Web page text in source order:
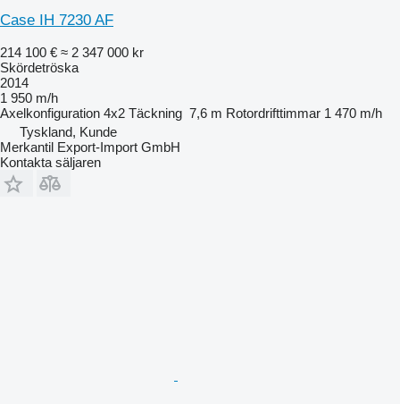
Case IH 7230 AF
214 100 € ≈ 2 347 000 kr
Skördetröska
2014
1 950 m/h
Axelkonfiguration 4x2 Täckning 7,6 m Rotordrifttimmar 1 470 m/h
Tyskland, Kunde
Merkantil Export-Import GmbH
Kontakta säljaren